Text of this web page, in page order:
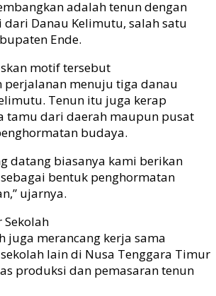
adalah tenun dengan
Danau Kelimutu, salah satu
Ende.
motif tersebut
perjalanan menuju tiga danau
Tenun itu juga kerap
tamu dari daerah maupun pusat
budaya.
datang biasanya kami berikan
bentuk penghormatan
ujarnya.
Sekolah
juga merancang kerja sama
lain di Nusa Tenggara Timur
produksi dan pemasaran tenun